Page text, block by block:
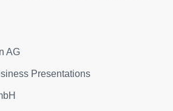
AG
Presentations